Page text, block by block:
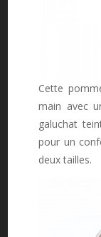
Cette
main avec
galuchat
pour un
deux tailles.